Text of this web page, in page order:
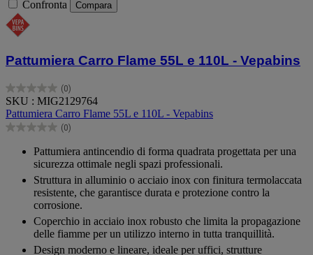
Confronta Compara
Pattumiera Carro Flame 55L e 110L - Vepabins
(0)
0.0
su
5
stelle.
SKU : MIG2129764
Pattumiera Carro Flame 55L e 110L - Vepabins
(0)
0.0
Pattumiera antincendio di forma quadrata progettata per una
sicurezza ottimale negli spazi professionali.
Struttura in alluminio o acciaio inox con finitura termolaccata
resistente, che garantisce durata e protezione contro la
corrosione.
Coperchio in acciaio inox robusto che limita la propagazione
delle fiamme per un utilizzo interno in tutta tranquillità.
Design moderno e lineare, ideale per uffici, strutture